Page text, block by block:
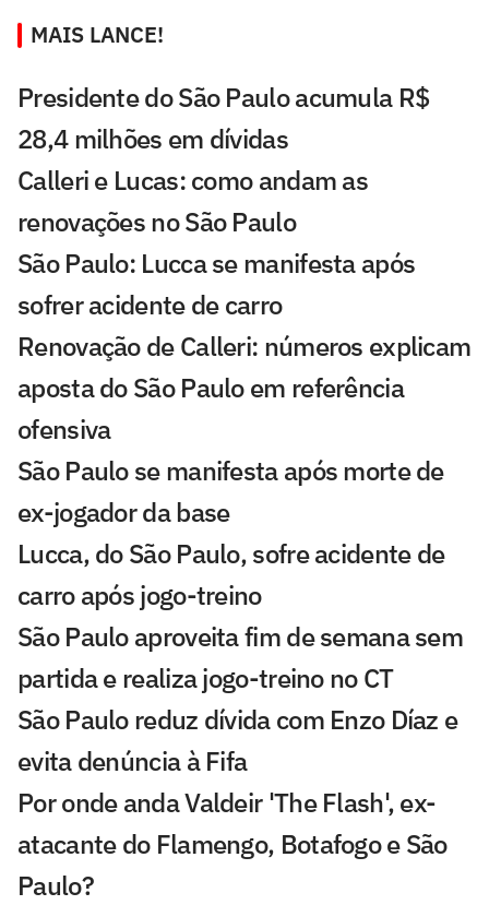
MAIS LANCE!
Presidente do São Paulo acumula R$
28,4 milhões em dívidas
Calleri e Lucas: como andam as
renovações no São Paulo
São Paulo: Lucca se manifesta após
sofrer acidente de carro
Renovação de Calleri: números explicam
aposta do São Paulo em referência
ofensiva
São Paulo se manifesta após morte de
ex-jogador da base
Lucca, do São Paulo, sofre acidente de
carro após jogo-treino
São Paulo aproveita fim de semana sem
partida e realiza jogo-treino no CT
São Paulo reduz dívida com Enzo Díaz e
evita denúncia à Fifa
Por onde anda Valdeir 'The Flash', ex-
atacante do Flamengo, Botafogo e São
Paulo?